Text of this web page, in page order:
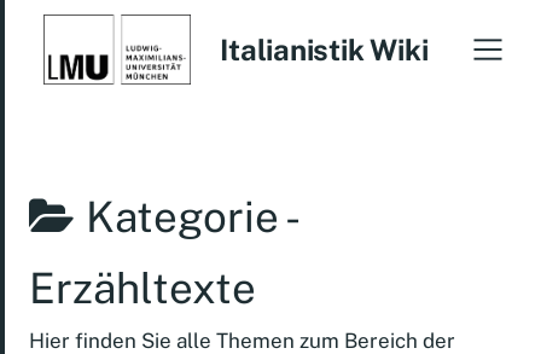
Italianistik Wiki
Kategorie -
Erzähltexte
Hier finden Sie alle Themen zum Bereich der